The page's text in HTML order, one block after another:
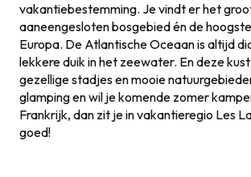
vakantiebestemming. Je vindt er het
aaneengesloten bosgebied én de
Europa. De Atlantische Oceaan is altijd
lekkere duik in het zeewater. En deze
gezellige stadjes en mooie
glamping en wil je komende zomer
Frankrijk, dan zit je in vakantieregio Les
goed!